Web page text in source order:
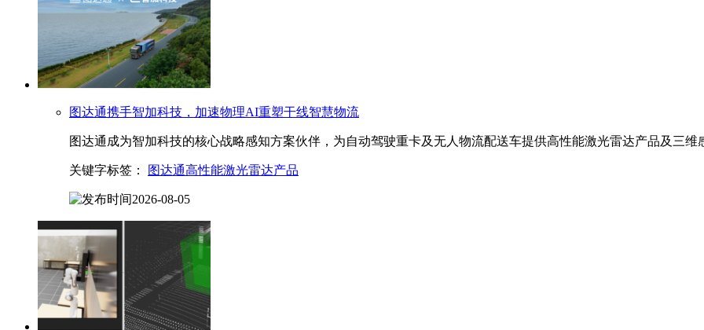
图达通携手智加科技，加速物理AI重塑干线智慧物流
图达通成为智加科技的核心战略感知方案伙伴，为自动驾驶重卡及无人物流配送车提供高性能激光雷达产品及三维
关键字标签： 图达通高性能激光雷达产品
2026-08-05